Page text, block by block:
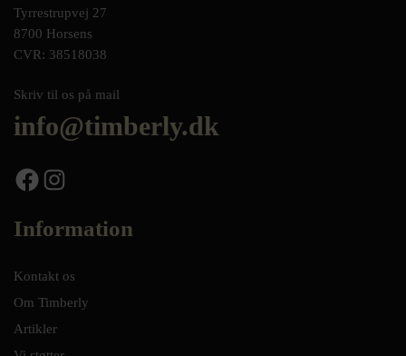
Tyrrestrupvej 27
8700 Horsens
CVR: 38518038
Skriv til os på mail
info@timberly.dk
Facebook Instagram
Information
Kontakt os
Om Timberly
Artikler